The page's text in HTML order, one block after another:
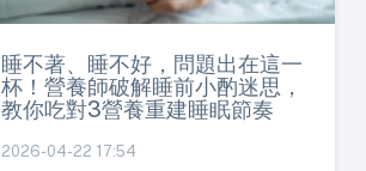
睡不著、睡不好，問題出在這一
杯！營養師破解睡前小酌迷思，
教你吃對3營養重建睡眠節奏
2026-04-22 17:54